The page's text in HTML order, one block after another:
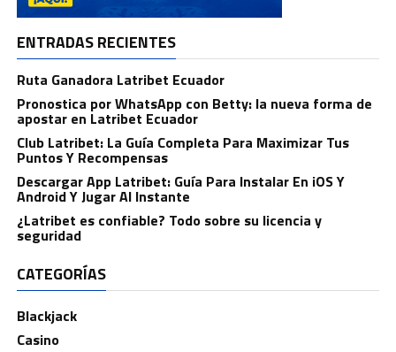
ENTRADAS RECIENTES
Ruta Ganadora Latribet Ecuador
Pronostica por WhatsApp con Betty: la nueva forma de
apostar en Latribet Ecuador
Club Latribet: La Guía Completa Para Maximizar Tus
Puntos Y Recompensas
Descargar App Latribet: Guía Para Instalar En iOS Y
Android Y Jugar Al Instante
¿Latribet es confiable? Todo sobre su licencia y
seguridad
CATEGORÍAS
Blackjack
Casino